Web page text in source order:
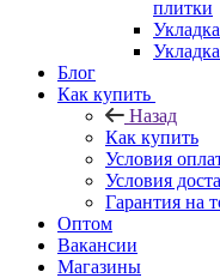
плитки
Блог
Как купить
Назад
Как купить
Условия
Условия
Гарантия на
Оптом
Вакансии
Магазины